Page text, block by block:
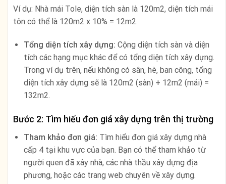
Ví dụ: Nhà mái Tole, diện tích sàn là 120m2, diện tích mái
tôn có thể là 120m2 x 10% = 12m2.
Tổng diện tích xây dựng: Cộng diện tích sàn và diện
tích các hạng mục khác để có tổng diện tích xây dựng.
Trong ví dụ trên, nếu không có sân, hè, ban công, tổng
diện tích xây dựng sẽ là 120m2 (sàn) + 12m2 (mái) =
132m2.
Bước 2: Tìm hiểu đơn giá xây dựng trên thị trường
Tham khảo đơn giá: Tìm hiểu đơn giá xây dựng nhà
cấp 4 tại khu vực của bạn. Bạn có thể tham khảo từ
người quen đã xây nhà, các nhà thầu xây dựng địa
phương, hoặc các trang web chuyên về xây dựng.